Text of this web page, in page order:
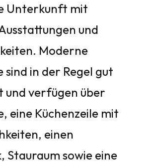
Unterkunft mit
und
Moderne
sind in der Regel gut
und verfügen über
eine Küchenzeile mit
einen
Stauraum sowie eine